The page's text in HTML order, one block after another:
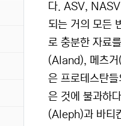
다. ASV,
되는 거의 모든
로 충분한 자료
(Aland), 메츠
은 프로테스탄
은 것에 불과하
(Aleph)과 바티